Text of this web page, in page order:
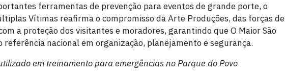
ferramentas de prevenção para eventos de grande porte, o
Vítimas reafirma o compromisso da Arte Produções, das forças de
a proteção dos visitantes e moradores, garantindo que O Maior São
referência nacional em organização, planejamento e segurança.
em treinamento para emergências no Parque do Povo